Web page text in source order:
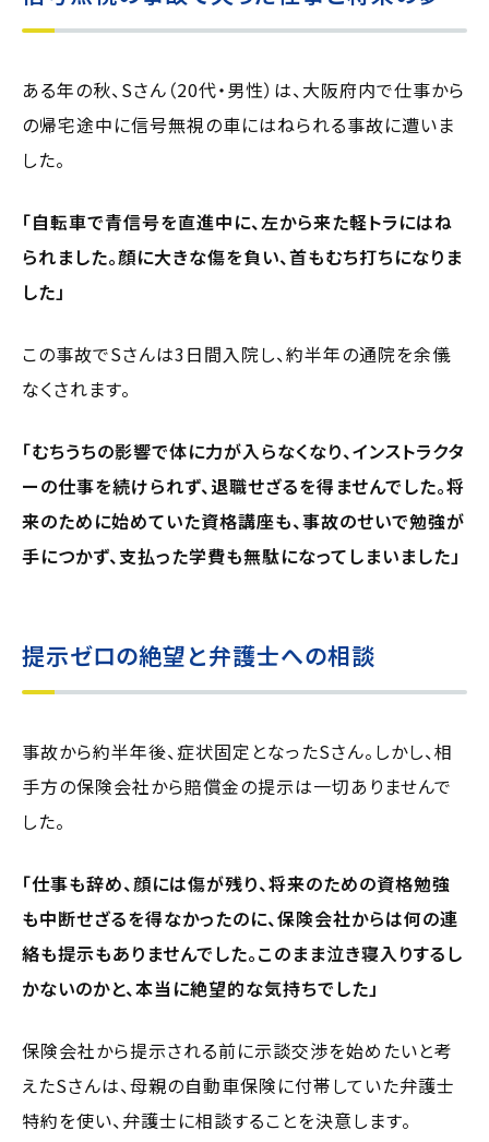
ある年の秋、Sさん（20代・男性）は、大阪府内で仕事から
の帰宅途中に信号無視の車にはねられる事故に遭いま
した。
「自転車で青信号を直進中に、左から来た軽トラにはね
られました。顔に大きな傷を負い、首もむち打ちになりま
した」
この事故でSさんは3日間入院し、約半年の通院を余儀
なくされます。
「むちうちの影響で体に力が入らなくなり、インストラクタ
ーの仕事を続けられず、退職せざるを得ませんでした。将
来のために始めていた資格講座も、事故のせいで勉強が
手につかず、支払った学費も無駄になってしまいました」
提示ゼロの絶望と弁護士への相談
事故から約半年後、症状固定となったSさん。しかし、相
手方の保険会社から賠償金の提示は一切ありませんで
した。
「仕事も辞め、顔には傷が残り、将来のための資格勉強
も中断せざるを得なかったのに、保険会社からは何の連
絡も提示もありませんでした。このまま泣き寝入りするし
かないのかと、本当に絶望的な気持ちでした」
保険会社から提示される前に示談交渉を始めたいと考
えたSさんは、母親の自動車保険に付帯していた弁護士
特約を使い、弁護士に相談することを決意します。